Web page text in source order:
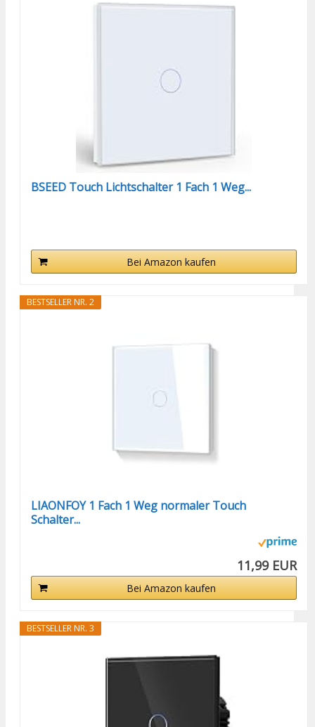
BSEED Touch Lichtschalter 1 Fach 1 Weg...
Bei Amazon kaufen
BESTSELLER NR. 2
LIAONFOY 1 Fach 1 Weg normaler Touch
Schalter...
11,99 EUR
Bei Amazon kaufen
BESTSELLER NR. 3